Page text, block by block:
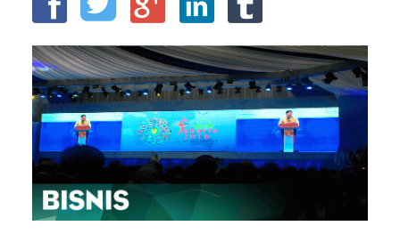
Peraturan Pengampunan Pajak
Infografis Pengampunan Pajak
About Us
Q & A Pajak
Kontak Kami
Sitemap